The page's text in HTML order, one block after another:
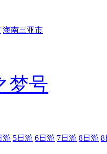
海南三亚市
梦号
游 5日游 6日游 7日游 8日游 8